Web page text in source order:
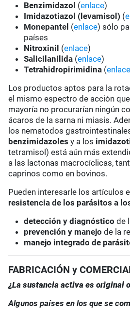
Benzimidazol (enlace)
Imidazotiazol (levamisol) (
Monepantel (enlace) sólo
países
Nitroxinil (enlace)
Salicilanilida (enlace)
Tetrahidropirimidina (
Los productos aptos para la
el mismo espectro de acción
mayoría no procurarían ningún
ácaros de la sarna ni miasis.
los nematodos
benzimidazoles y a los
tetramisol) está aún más
a las lactonas macrocíclicas,
caprinos como en bovinos.
Pueden interesarle los artículos
resistencia de los parásitos a
detección y diagnóstico de
prevención y manejo de la
manejo integrado de
FABRICACIÓN y
¿La sustancia activa es original
Algunos países en los que se